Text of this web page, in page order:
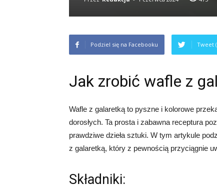
Podziel się na Facebooku Tweet
Jak zrobić wafle z
Wafle z galaretką to pyszne i kolorowe
dorosłych. Ta prosta i zabawna receptura
prawdziwe dzieła sztuki. W tym artykule
z galaretką, który z pewnością przyciągnie
Składniki: